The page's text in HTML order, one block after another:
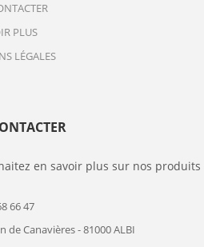
PLUS
LÉGALES
en savoir plus sur nos
66 47
de Canavières - 81000 ALBI